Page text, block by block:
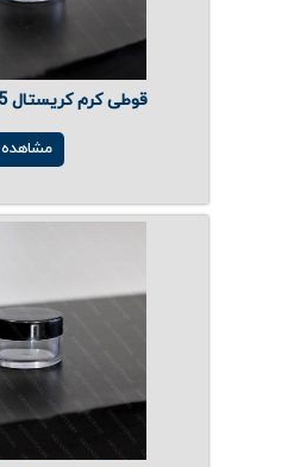
قوطی کرم کریستال 5گرمی - 1190
مشاهده